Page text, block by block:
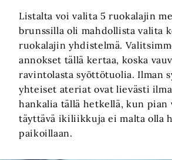
Listalta voi valita 5 ruokalajin
brunssilla oli mahdollista valita
ruokalajin yhdistelmä.
annokset tällä kertaa, koska
ravintolasta syöttötuolia. Ilman
yhteiset ateriat ovat lievästi
hankalia tällä hetkellä, kun pian
täyttävä ikiliikkuja ei malta olla
paikoillaan.